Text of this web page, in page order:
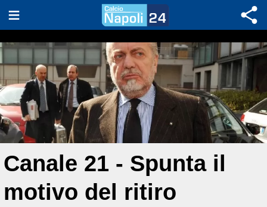
Canale 21 - Spunta il
motivo del ritiro